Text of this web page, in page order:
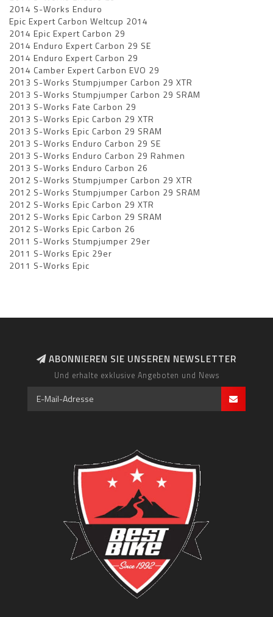
2014 S-Works Enduro
Epic Expert Carbon Weltcup 2014
2014 Epic Expert Carbon 29
2014 Enduro Expert Carbon 29 SE
2014 Enduro Expert Carbon 29
2014 Camber Expert Carbon EVO 29
2013 S-Works Stumpjumper Carbon 29 XTR
2013 S-Works Stumpjumper Carbon 29 SRAM
2013 S-Works Fate Carbon 29
2013 S-Works Epic Carbon 29 XTR
2013 S-Works Epic Carbon 29 SRAM
2013 S-Works Enduro Carbon 29 SE
2013 S-Works Enduro Carbon 29 Rahmen
2013 S-Works Enduro Carbon 26
2012 S-Works Stumpjumper Carbon 29 XTR
2012 S-Works Stumpjumper Carbon 29 SRAM
2012 S-Works Epic Carbon 29 XTR
2012 S-Works Epic Carbon 29 SRAM
2012 S-Works Epic Carbon 26
2011 S-Works Stumpjumper 29er
2011 S-Works Epic 29er
2011 S-Works Epic
ABONNIEREN SIE UNSEREN NEWSLETTER
Und erhalte exklusive Angeboten und News